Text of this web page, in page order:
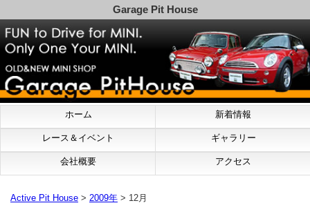
Garage Pit House
ホーム 新着情報
レース＆イベント ギャラリー
会社概要 アクセス
Active Pit House > 2009年 > 12月